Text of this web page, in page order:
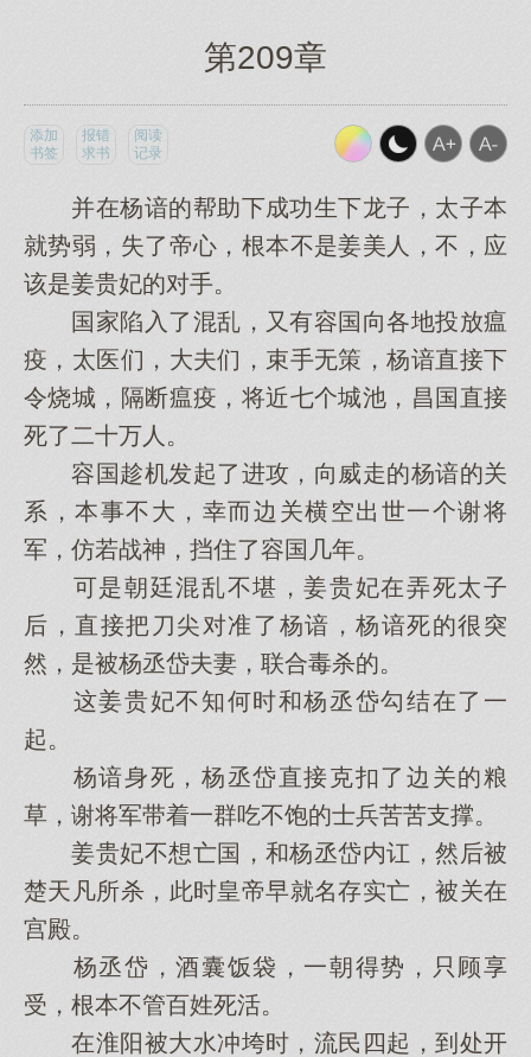
第209章
添加
书签
报错
求书
阅读
记录
并在杨谙的帮助下成功生下龙子，太子本
就势弱，失了帝心，根本不是姜美人，不，应
该是姜贵妃的对手。
国家陷入了混乱，又有容国向各地投放瘟
疫，太医们，大夫们，束手无策，杨谙直接下
令烧城，隔断瘟疫，将近七个城池，昌国直接
死了二十万人。
容国趁机发起了进攻，向威走的杨谙的关
系，本事不大，幸而边关横空出世一个谢将
军，仿若战神，挡住了容国几年。
可是朝廷混乱不堪，姜贵妃在弄死太子
后，直接把刀尖对准了杨谙，杨谙死的很突
然，是被杨丞岱夫妻，联合毒杀的。
这姜贵妃不知何时和杨丞岱勾结在了一
起。
杨谙身死，杨丞岱直接克扣了边关的粮
草，谢将军带着一群吃不饱的士兵苦苦支撑。
姜贵妃不想亡国，和杨丞岱内讧，然后被
楚天凡所杀，此时皇帝早就名存实亡，被关在
宫殿。
杨丞岱，酒囊饭袋，一朝得势，只顾享
受，根本不管百姓死活。
在淮阳被大水冲垮时，流民四起，到处开